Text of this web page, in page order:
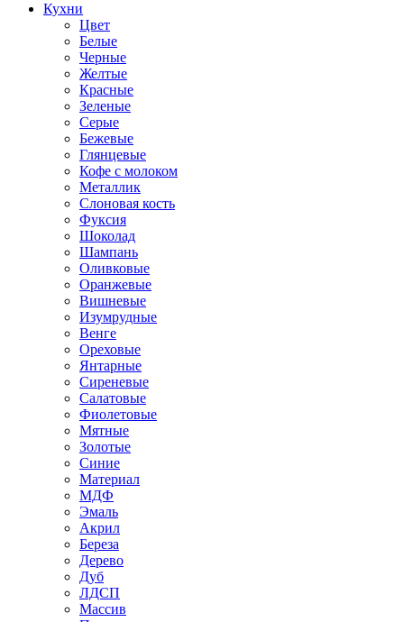
Кухни
Цвет
Белые
Черные
Желтые
Красные
Зеленые
Серые
Бежевые
Глянцевые
Кофе с молоком
Металлик
Слоновая кость
Фуксия
Шоколад
Шампань
Оливковые
Оранжевые
Вишневые
Изумрудные
Венге
Ореховые
Янтарные
Сиреневые
Салатовые
Фиолетовые
Мятные
Золотые
Синие
Материал
МДФ
Эмаль
Акрил
Береза
Дерево
Дуб
ЛДСП
Массив